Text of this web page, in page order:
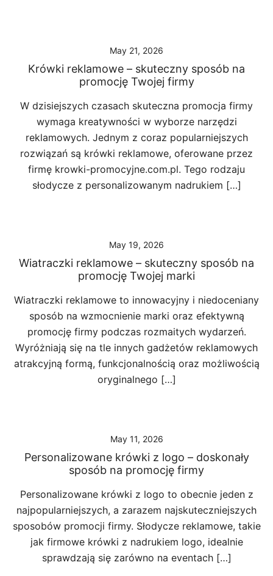
May 21, 2026
Krówki reklamowe – skuteczny sposób na
promocję Twojej firmy
W dzisiejszych czasach skuteczna promocja firmy
wymaga kreatywności w wyborze narzędzi
reklamowych. Jednym z coraz popularniejszych
rozwiązań są krówki reklamowe, oferowane przez
firmę krowki-promocyjne.com.pl. Tego rodzaju
słodycze z personalizowanym nadrukiem […]
May 19, 2026
Wiatraczki reklamowe – skuteczny sposób na
promocję Twojej marki
Wiatraczki reklamowe to innowacyjny i niedoceniany
sposób na wzmocnienie marki oraz efektywną
promocję firmy podczas rozmaitych wydarzeń.
Wyróżniają się na tle innych gadżetów reklamowych
atrakcyjną formą, funkcjonalnością oraz możliwością
oryginalnego […]
May 11, 2026
Personalizowane krówki z logo – doskonały
sposób na promocję firmy
Personalizowane krówki z logo to obecnie jeden z
najpopularniejszych, a zarazem najskuteczniejszych
sposobów promocji firmy. Słodycze reklamowe, takie
jak firmowe krówki z nadrukiem logo, idealnie
sprawdzają się zarówno na eventach […]